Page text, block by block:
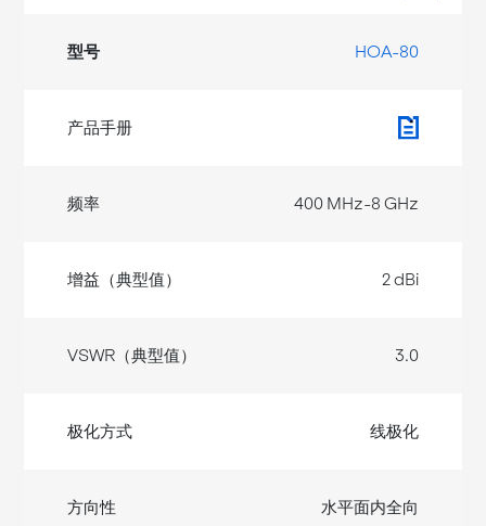
HOA-80
400 MHz-8 GHz
2 dBi
3.0
线极化
水平面内全向